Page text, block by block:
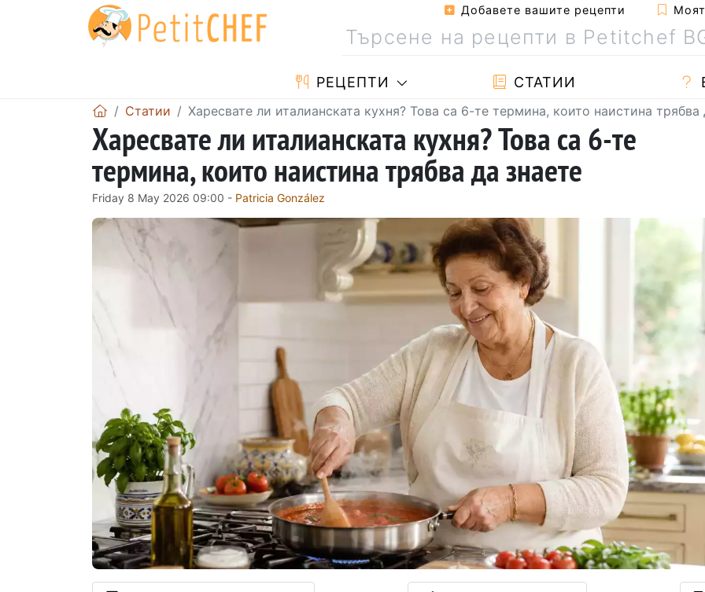
Добавете вашите рецепти
РЕЦЕПТИ СТАТИИ
Статии Харесвате ли италианската кухня? Това са 6-те термина, които наистина трябва
Харесвате ли италианската кухня? Това са 6-те
термина, които наистина трябва да знаете
Friday 8 May 2026 09:00 - Patricia González